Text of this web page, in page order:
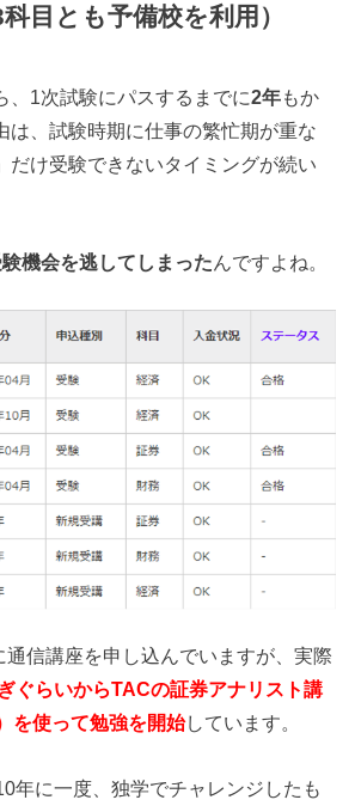
目とも予備校を利用）
、1次試験にパスするまでに2年もか
は、試験時期に仕事の繁忙期が重な
だけ受験できないタイミングが続い
機会を逃してしまったんですよね。
信講座を申し込んでいますが、実際
ぐらいからTACの証券アナリスト講
を使って勉強を開始しています。
年に一度、独学でチャレンジしたも